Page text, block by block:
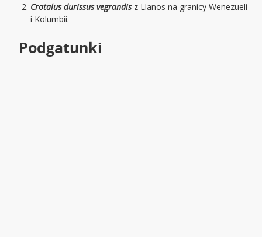
Crotalus durissus vegrandisz Llanos na granicy Wenezueli
i Kolumbii.
Podgatunki